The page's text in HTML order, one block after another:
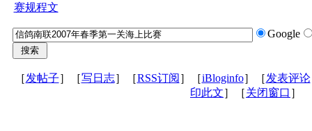
赛规程文
Google
［发帖子］［写日志］［RSS订阅 ］［iBloginfo］［发表评论
印此文］［关闭窗口 ］